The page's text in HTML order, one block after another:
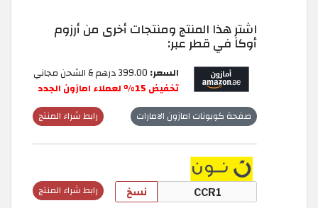
اشترِ هذا المنتج ومنتجات أخرى من أرزوم
أوكا في قطر عبر:
السعر:
تخفيض 15% لعملاء امازون الجدد
رابط شراء المنتج صفحة كوبونات امازون الامارات
رابط شراء المنتج نسخ